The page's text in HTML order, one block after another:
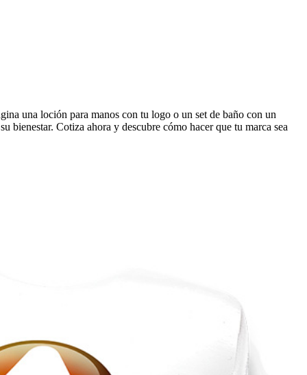
una loción para manos con tu logo o un set de baño con un
bienestar. Cotiza ahora y descubre cómo hacer que tu marca sea